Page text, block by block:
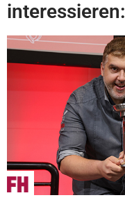
interessieren: